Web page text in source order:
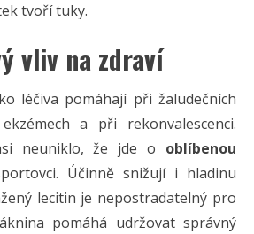
tvoří tuky.
vliv na zdraví
léčiva pomáhají při žaludečních
a při rekonvalescenci.
neuniklo, že jde o oblíbenou
Účinně snižují i hladinu
lecitin je nepostradatelný pro
pomáhá udržovat správný